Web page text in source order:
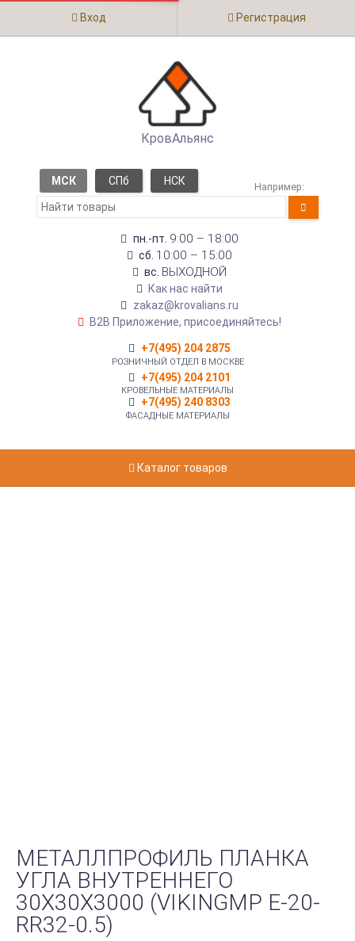
Вход Регистрация
КровАльянс
МСК СПб НСК Например:
пн.-пт. 9:00 – 18:00
сб. 10:00 – 15:00
вс. ВЫХОДНОЙ
Как нас найти
zakaz@krovalians.ru
B2B Приложение, присоединяйтесь!
+7(495) 204 2875
РОЗНИЧНЫЙ ОТДЕЛ В МОСКВЕ
+7(495) 204 2101
КРОВЕЛЬНЫЕ МАТЕРИАЛЫ
+7(495) 240 8303
ФАСАДНЫЕ МАТЕРИАЛЫ
Каталог товаров
МЕТАЛЛПРОФИЛЬ ПЛАНКА
УГЛА ВНУТРЕННЕГО
30Х30Х3000 (VIKINGMP E-20-
RR32-0.5)